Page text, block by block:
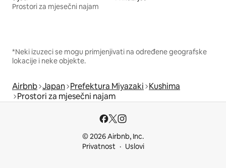
Prostori za mjesečni najam
*Neki izuzeci se mogu primjenjivati na određene geografske
lokacije i neke objekte.
Airbnb Japan Prefektura Miyazaki Kushima
Prostori za mjesečni najam
© 2026 Airbnb, Inc.
Privatnost
Uslovi